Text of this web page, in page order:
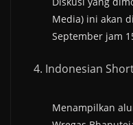
Media) ini akan
September jam
Indonesian
Menampilkan